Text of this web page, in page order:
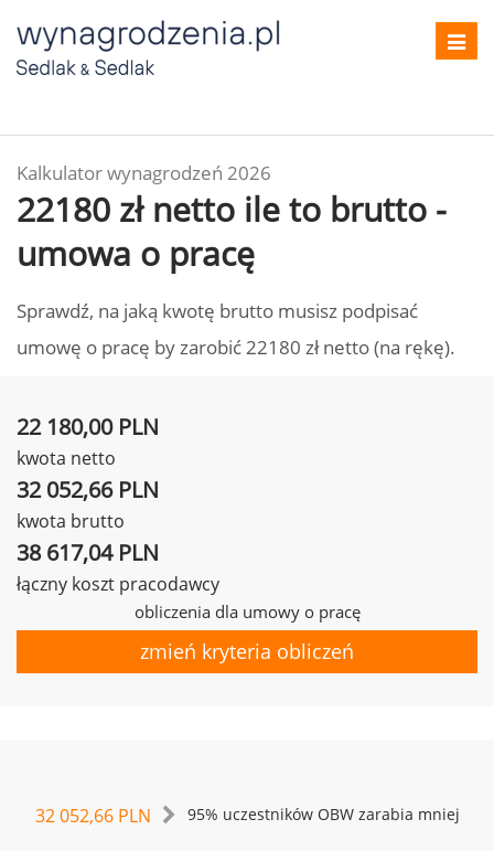
Kalkulator wynagrodzeń 2026
22180 zł netto ile to brutto -
umowa o pracę
Sprawdź, na jaką kwotę brutto musisz podpisać
umowę o pracę by zarobić 22180 zł netto (na rękę).
22 180,00 PLN
kwota netto
32 052,66 PLN
kwota brutto
38 617,04 PLN
łączny koszt pracodawcy
obliczenia dla umowy o pracę
zmień kryteria obliczeń
32 052,66 PLN 95% uczestników OBW zarabia mniej